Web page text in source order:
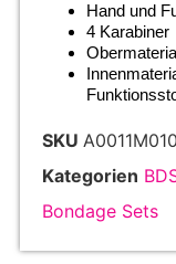
Hand und
4 Karabiner
SKU
Kategorien
Bondage Sets